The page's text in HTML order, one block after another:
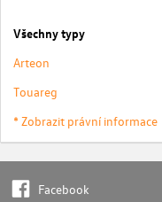
Všechny typy
Arteon
Touareg
* Zobrazit právní informace
Facebook